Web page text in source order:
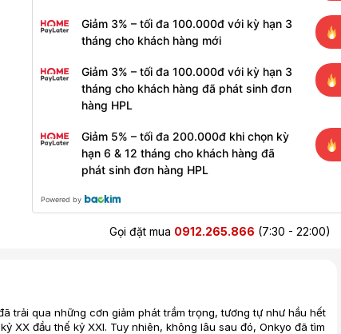
Giảm 3% – tối đa 100.000đ với kỳ hạn 3
tháng cho khách hàng mới
Giảm 3% – tối đa 100.000đ với kỳ hạn 3
tháng cho khách hàng đã phát sinh đơn
hàng HPL
Giảm 5% – tối đa 200.000đ khi chọn kỳ
hạn 6 & 12 tháng cho khách hàng đã
phát sinh đơn hàng HPL
Powered by
Gọi đặt mua 0912.265.866 (7:30 - 22:00)
trải qua những cơn giảm phát trầm trọng, tương tự như hầu hết
XX đầu thế kỷ XXI. Tuy nhiên, không lâu sau đó, Onkyo đã tìm